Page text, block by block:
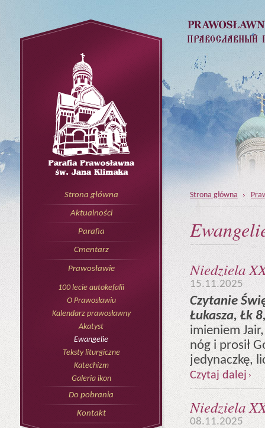
Strona główna
Aktualności
Parafia
Cmentarz
Prawosławie
100 lecie autokefalii
O Prawosławiu
Kalendarz prawosławny
Akatyst
Ewangelie
Teksty liturgiczne
Katechizm
Galeria ikon
Do pobrania
Kontakt
Strona główna
Niedziela
15.11.2025
Czytanie
Łukasza, Łk
imieniem
nóg i prosił
jedynaczkę,
Czytaj dalej
Niedziela
08.11.2025